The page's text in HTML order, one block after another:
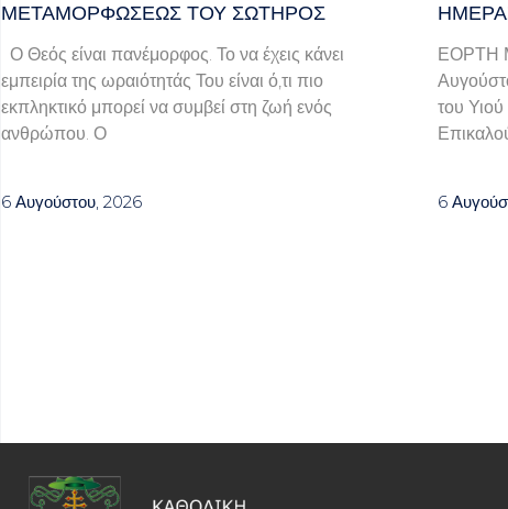
ΜΕΤΑΜΟΡΦΩΣΕΩΣ ΤΟΥ ΣΩΤΗΡΟΣ
Ο Θεός είναι πανέμορφος. Το να έχεις κάνει
εμπειρία της ωραιότητάς Του είναι ό,τι πιο
εκπληκτικό μπορεί να συμβεί στη ζωή ενός
ανθρώπου. Ο
6 Αυγούστου, 2026
ΕΟΡΤΗ
του
6